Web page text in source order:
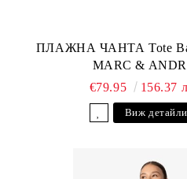
ПЛАЖНА ЧАНТА Tote
MARC &
€79.95
156.37
Виж детайли